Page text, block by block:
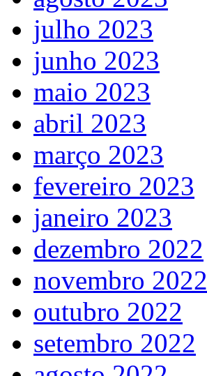
julho 2023
junho 2023
maio 2023
abril 2023
março 2023
fevereiro 2023
janeiro 2023
dezembro 2022
novembro 2022
outubro 2022
setembro 2022